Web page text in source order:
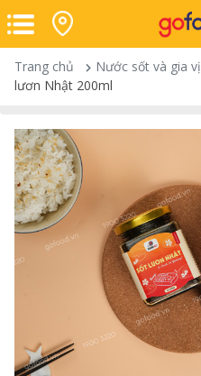
Trang chủ Nước sốt và gia vị
lươn Nhật 200ml